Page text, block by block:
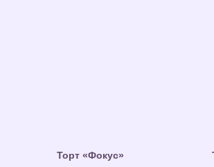
Торт «Фокус»